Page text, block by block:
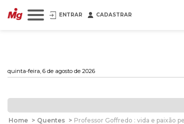
ENTRAR CADASTRAR
quinta-feira, 6 de agosto de 2026
Home > Quentes > Professor Goffredo : vida e paixão